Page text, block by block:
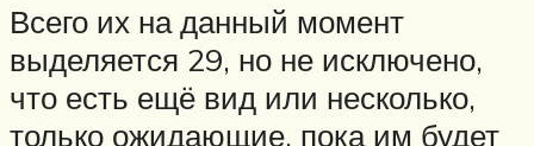
Всего их на данный момент
выделяется 29, но не исключено,
что есть ещё вид или несколько,
только ожидающие, пока им будет